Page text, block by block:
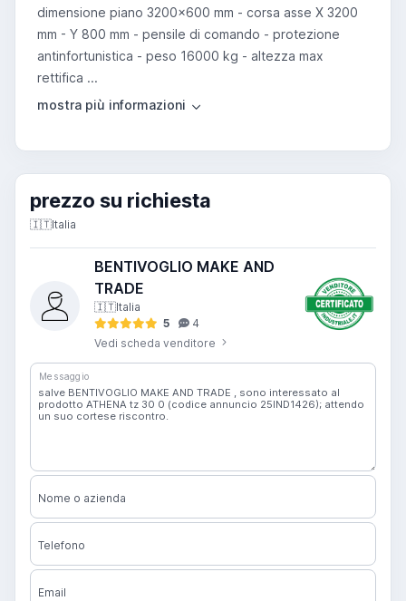
dimensione piano 3200x600 mm - corsa asse X 3200
mm - Y 800 mm - pensile di comando - protezione
antinfortunistica - peso 16000 kg - altezza max
rettifica ...
prezzo su richiesta
🇮🇹Italia
BENTIVOGLIO MAKE AND
TRADE
🇮🇹Italia
5
4
Vedi scheda venditore
Messaggio
Nome o azienda
Telefono
Email